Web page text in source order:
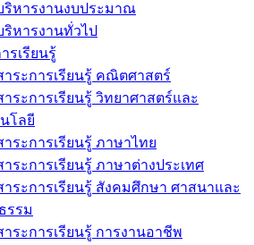
ริหารงานงบประมาณ
หารงานทั่วไป
รเรียนรู้
ระการเรียนรู้ คณิตศาสตร์
ระการเรียนรู้ วิทยาศาสตร์และ
โลยี
ระการเรียนรู้ ภาษาไทย
ระการเรียนรู้ ภาษาต่างประเทศ
ระการเรียนรู้ สังคมศึกษา ศาสนาและ
รรม
ระการเรียนรู้ การงานอาชีพ